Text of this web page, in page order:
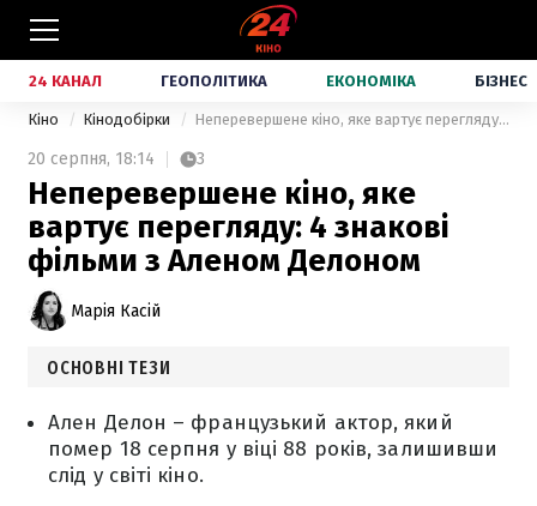
24 КАНАЛ ГЕОПОЛІТИКА ЕКОНОМІКА БІЗНЕС
Кіно Кінодобірки Неперевершене кіно, яке вартує перегляду: 4 знакові фільми з Аленом Делоном
20 серпня, 18:14 3
Неперевершене кіно, яке
вартує перегляду: 4 знакові
фільми з Аленом Делоном
Марія Касій
ОСНОВНІ ТЕЗИ
Ален Делон – французький актор, який
помер 18 серпня у віці 88 років, залишивши
слід у світі кіно.